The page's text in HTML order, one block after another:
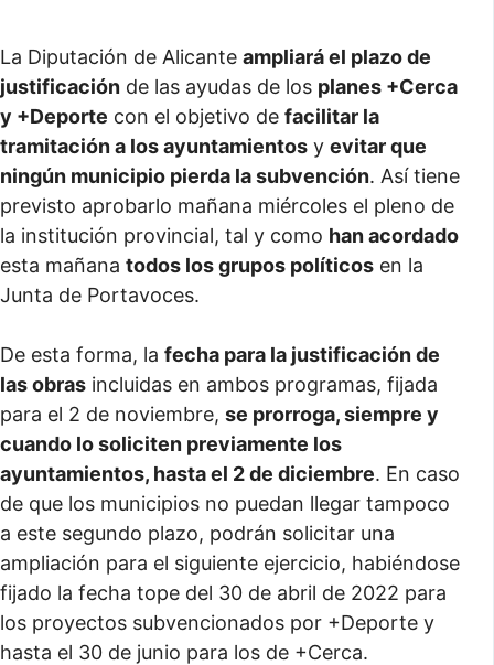
La Diputación de Alicante ampliará el plazo de
justificación de las ayudas de los planes +Cerca
y +Deporte con el objetivo de facilitar la
tramitación a los ayuntamientos y evitar que
ningún municipio pierda la subvención. Así tiene
previsto aprobarlo mañana miércoles el pleno de
la institución provincial, tal y como han acordado
esta mañana todos los grupos políticos en la
Junta de Portavoces.
De esta forma, la fecha para la justificación de
las obras incluidas en ambos programas, fijada
para el 2 de noviembre, se prorroga, siempre y
cuando lo soliciten previamente los
ayuntamientos, hasta el 2 de diciembre. En caso
de que los municipios no puedan llegar tampoco
a este segundo plazo, podrán solicitar una
ampliación para el siguiente ejercicio, habiéndose
fijado la fecha tope del 30 de abril de 2022 para
los proyectos subvencionados por +Deporte y
hasta el 30 de junio para los de +Cerca.